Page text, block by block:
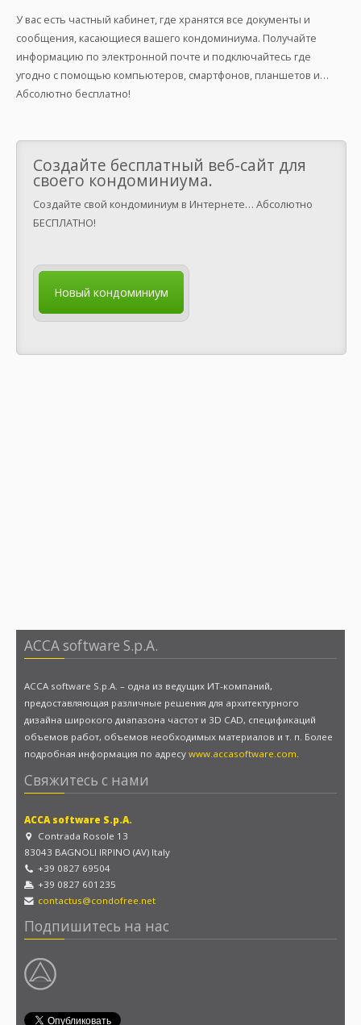
У вас есть частный кабинет, где хранятся все документы и
сообщения, касающиеся вашего кондоминиума. Получайте
информацию по электронной почте и подключайтесь где
угодно с помощью компьютеров, смартфонов, планшетов и…
Абсолютно бесплатно!
Создайте бесплатный веб-сайт для
своего кондоминиума.
Создайте свой кондоминиум в Интернете… Абсолютно
БЕСПЛАТНО!
Новый кондоминиум
ACCA software S.p.A.
АССА software S.p.A. – одна из ведущих ИТ-компаний,
предоставляющая различные решения для архитектурного
дизайна широкого диапазона частот и 3D CAD, спецификаций
объемов работ, объемов необходимых материалов и т. п. Более
подробная информация по адресу www.accasoftware.com.
Свяжитесь с нами
ACCA software S.p.A.
Contrada Rosole 13
83043 BAGNOLI IRPINO (AV) Italy
+39 0827 69504
+39 0827 601235
contactus@condofree.net
Подпишитесь на нас